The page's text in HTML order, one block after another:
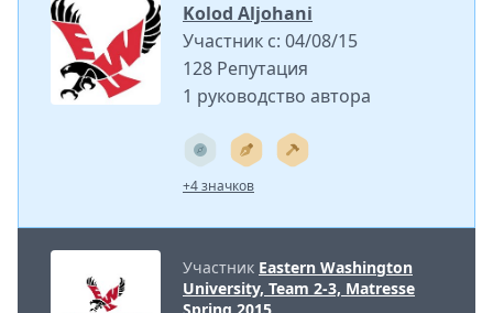
Kolod Aljohani
Участник с: 04/08/15
128 Репутация
1 руководство автора
+4 значков
Участник Eastern Washington
University, Team 2-3, Matresse